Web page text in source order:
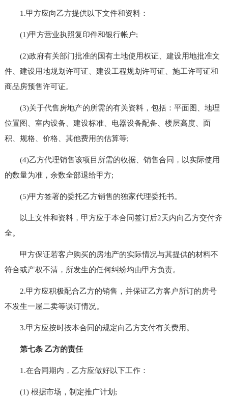
1.甲方应向乙方提供以下文件和资料：
(1)甲方营业执照复印件和银行帐户;
(2)政府有关部门批准的国有土地使用权证、建设用地批准文
件、建设用地规划许可证、建设工程规划许可证、施工许可证和
商品房预售许可证。
(3)关于代售房地产的所需的有关资料，包括：平面图、地理
位置图、室内设备、建设标准、电器设备配备、楼层高度、面
积、规格、价格、其他费用的估算等;
(4)乙方代理销售该项目所需的收据、销售合同，以实际使用
的数量为准，余数全部退给甲方;
(5)甲方签署的委托乙方销售的独家代理委托书。
以上文件和资料，甲方应于本合同签订后2天内向乙方交付齐
全。
甲方保证若客户购买的房地产的实际情况与其提供的材料不
符合或产权不清，所发生的任何纠纷均由甲方负责。
2.甲方应积极配合乙方的销售，并保证乙方客户所订的房号
不发生一屋二卖等误订情况。
3.甲方应按时按本合同的规定向乙方支付有关费用。
第七条 乙方的责任
1.在合同期内，乙方应做好以下工作：
(1) 根据市场，制定推广计划;